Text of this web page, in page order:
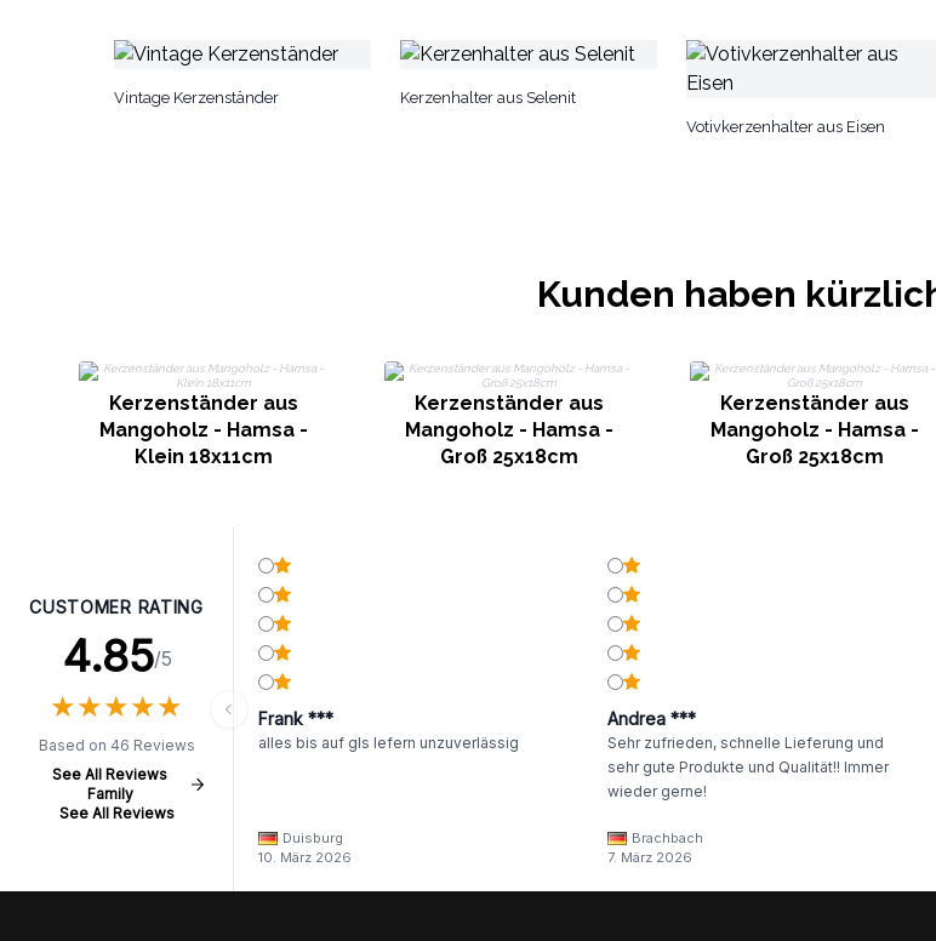
Vintage Kerzenständer
Kerzenhalter aus Selenit
Votivkerzenhalter aus Eisen
Kunden haben
Kerzenständer aus
Mangoholz - Hamsa -
Klein 18x11cm
Kerzenständer aus
Mangoholz - Hamsa -
Groß 25x18cm
Kerzenständer aus
Mangoholz - Hamsa -
Groß 25x18cm
CUSTOMER RATING
4.85/5
★★★★★
★★★★★
Based on 46 Reviews
See All Reviews
Family
See All Reviews
Frank ***
alles bis auf gls lefern unzuverlässig
Duisburg
10. März 2026
Andrea ***
Sehr zufrieden, schnelle Lieferung und
sehr gute Produkte und Qualität!! Immer
wieder gerne!
Brachbach
7. März 2026